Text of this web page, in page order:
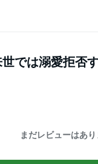
では溺愛拒否
まだレビューはあり